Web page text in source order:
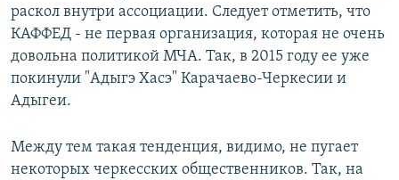
раскол внутри ассоциации. Следует отметить, что
КАФФЕД - не первая организация, которая не очень
довольна политикой МЧА. Так, в 2015 году ее уже
покинули "Адыгэ Хасэ" Карачаево-Черкесии и
Адыгеи.
Между тем такая тенденция, видимо, не пугает
некоторых черкесских общественников. Так, на